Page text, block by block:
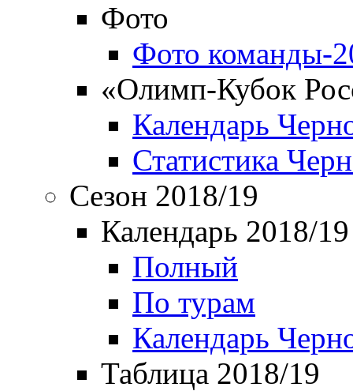
Фото
Фото команды-
«Олимп-Кубок
Календарь
Статистика
Сезон 2018/19
Календарь 2018/19
Полный
По турам
Календарь
Таблица 2018/19